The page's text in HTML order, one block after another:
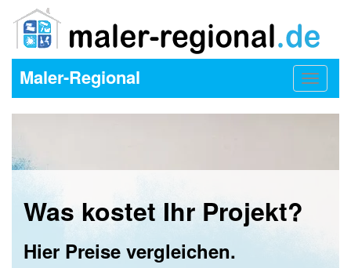
Toggle
Maler-Regional
Was kostet Ihr Projekt?
Hier Preise vergleichen.